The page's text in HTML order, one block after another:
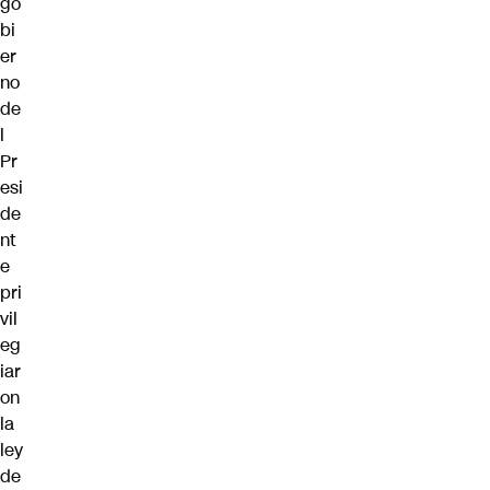
bi
er
no
de
l
Pr
esi
de
nt
e
pri
vil
eg
iar
on
la
ley
de